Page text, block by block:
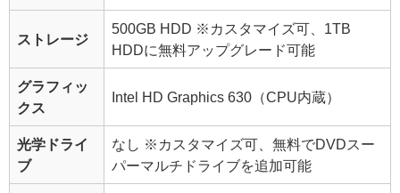
ストレージ
500GB HDD ※カスタマイズ可、1TB
HDDに無料アップグレード可能
グラフィッ
クス
Intel HD Graphics 630（CPU内蔵）
光学ドライ
ブ
なし
※カスタマイズ可、無料でDVDスー
パーマルチドライブを追加可能